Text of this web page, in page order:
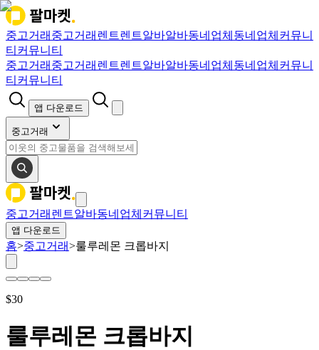
중고거래 중고거래 렌트렌트알바알바동네업체 동네업체 커뮤니
티 커뮤니티
중고거래 중고거래 렌트렌트알바알바동네업체 동네업체 커뮤니
티 커뮤니티
앱 다운로드
중고거래
중고거래 렌트알바동네업체 커뮤니티
앱 다운로드
홈>중고거래>룰루레몬 크롭바지
$30
룰루레몬 크롭바지